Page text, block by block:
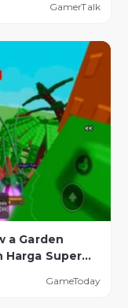
GamerTalk
a Garden
Harga Super
GameToday